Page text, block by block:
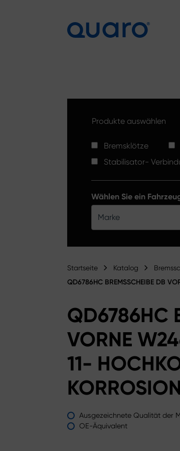
Produkte auswählen
Bremsklötze
Stabilisator-
Wählen Sie ein
Marke
Startseite Katalog
QD6786HC BREMSSCHEIBE DB
QD6786HC
VORNE
11-
Ausgezeichnete Qualität der
OE-Äquivalent